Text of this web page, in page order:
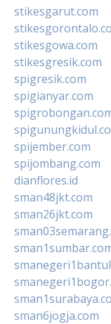
stikesgarut.com
stikesgowa.com
stikesgresik.com
spigresik.com
spigianyar.com
spijember.com
spijombang.com
dianflores.id
sman48jkt.com
sman26jkt.com
sman6jogja.com